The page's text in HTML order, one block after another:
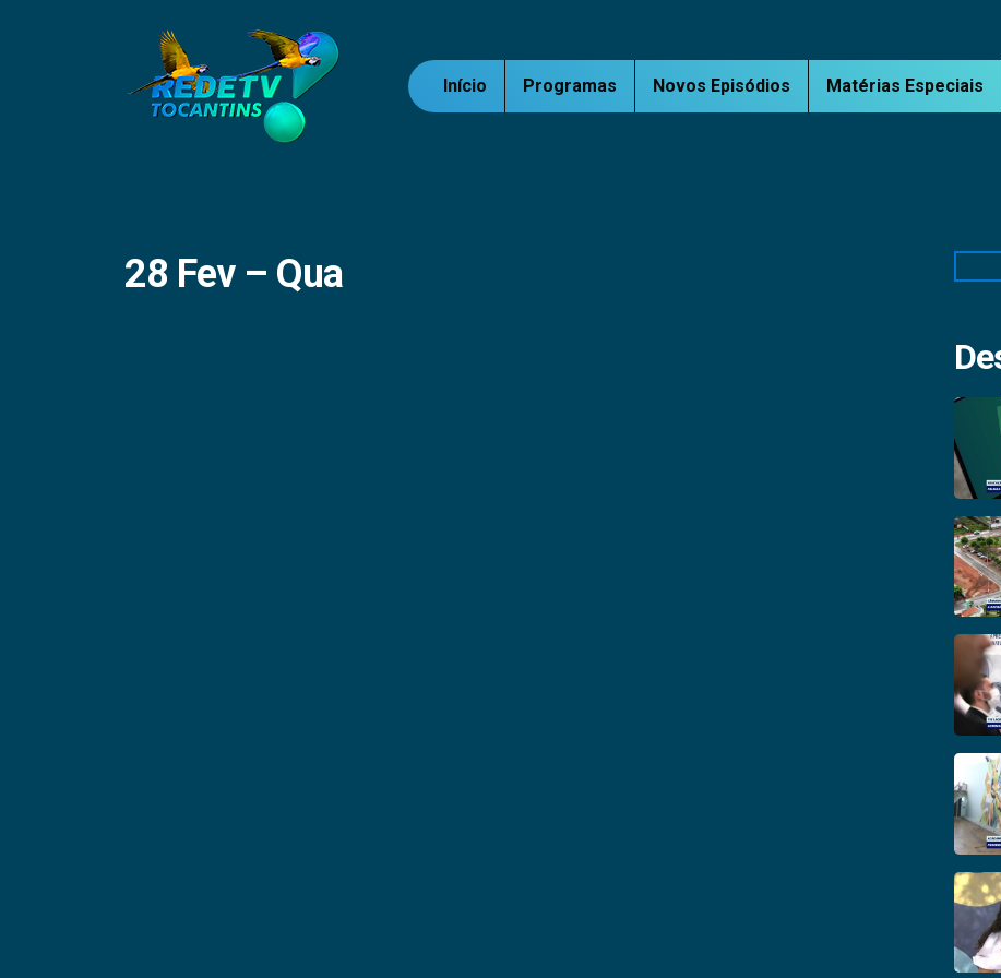
Início Programas Novos Episódios Matérias Especiais
28 Fev – Qua